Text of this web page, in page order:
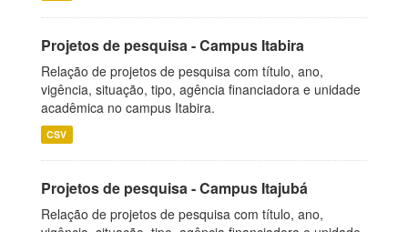
Projetos de pesquisa - Campus Itabira
Relação de projetos de pesquisa com título, ano,
vigência, situação, tipo, agência financiadora e unidade
acadêmica no campus Itabira.
CSV
Projetos de pesquisa - Campus Itajubá
Relação de projetos de pesquisa com título, ano,